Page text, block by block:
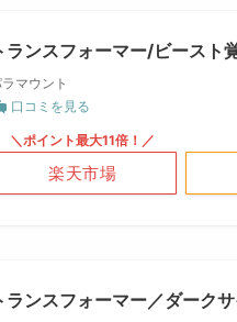
ランスフォーマー/ビース
ラマウント
口コミを見る
＼ポイント最大11倍！／
楽天市場
ランスフォーマー／ダーク